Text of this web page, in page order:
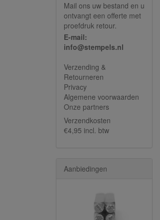
Mail ons uw bestand en u
ontvangt een offerte met
proefdruk retour.
E-mail:
info@stempels.nl
Verzending &
Retourneren
Privacy
Algemene voorwaarden
Onze partners
Verzendkosten
€4,95 incl. btw
Aanbiedingen